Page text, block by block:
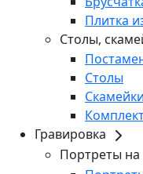
Плитка
Столы,
Столы
Скамейки
Гравировка
Портреты